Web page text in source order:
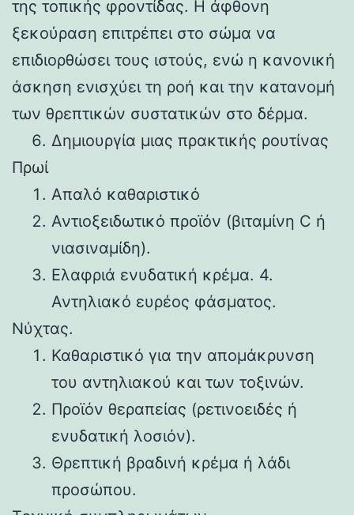
της τοπικής φροντίδας. Η άφθονη
ξεκούραση επιτρέπει στο σώμα να
επιδιορθώσει τους ιστούς, ενώ η κανονική
άσκηση ενισχύει τη ροή και την κατανομή
των θρεπτικών συστατικών στο δέρμα.
Δημιουργία μιας πρακτικής ρουτίνας
Πρωί
Απαλό καθαριστικό
Αντιοξειδωτικό προϊόν (βιταμίνη C ή
νιασιναμίδη).
Ελαφριά ενυδατική κρέμα. 4.
Αντηλιακό ευρέος φάσματος.
Νύχτας.
Καθαριστικό για την απομάκρυνση
του αντηλιακού και των τοξινών.
Προϊόν θεραπείας (ρετινοειδές ή
ενυδατική λοσιόν).
Θρεπτική βραδινή κρέμα ή λάδι
προσώπου.